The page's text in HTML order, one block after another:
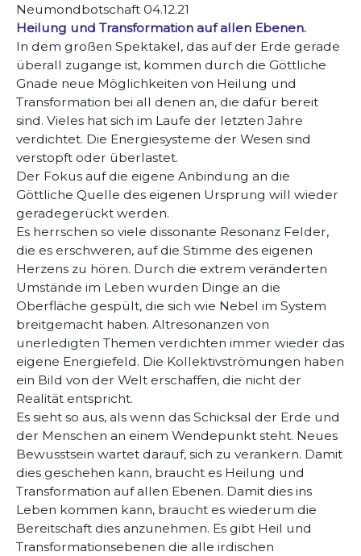
Neumondbotschaft 04.12.21
Heilung und Transformation auf allen Ebenen.
In dem großen Spektakel, das auf der Erde gerade
überall zugange ist, kommen durch die Göttliche
Gnade neue Möglichkeiten von Heilung und
Transformation bei all denen an, die dafür bereit
sind. Vieles hat sich im Laufe der letzten Jahre
verdichtet. Die Energiesysteme der Wesen sind
verstopft oder überlastet.
Der Fokus auf die eigene Anbindung an die
Göttliche Quelle des eigenen Ursprung will wieder
geradegerückt werden.
Es herrschen so viele dissonante Resonanz Felder,
die es erschweren, auf die Stimme des eigenen
Herzens zu hören. Durch die extrem veränderten
Umstände im Leben wurden Dinge an die
Oberfläche gespült, die sich wie Nebel im System
breitgemacht haben. Altresonanzen von
unerledigten Themen verdichten immer wieder das
eigene Energiefeld. Die Kollektivströmungen haben
ein Bild von der Welt erschaffen, die nicht der
Realität entspricht.
Es sieht so aus, als wenn das Schicksal der Erde und
der Menschen an einem Wendepunkt steht. Neues
Bewusstsein wartet darauf, sich zu verankern. Damit
dies geschehen kann, braucht es Heilung und
Transformation auf allen Ebenen. Damit dies ins
Leben kommen kann, braucht es wiederum die
Bereitschaft dies anzunehmen. Es gibt Heil und
Transformationsebenen die alle irdischen